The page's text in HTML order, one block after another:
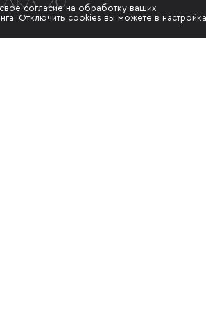
согласие на обработку ваших
Отключить cookies вы можете в